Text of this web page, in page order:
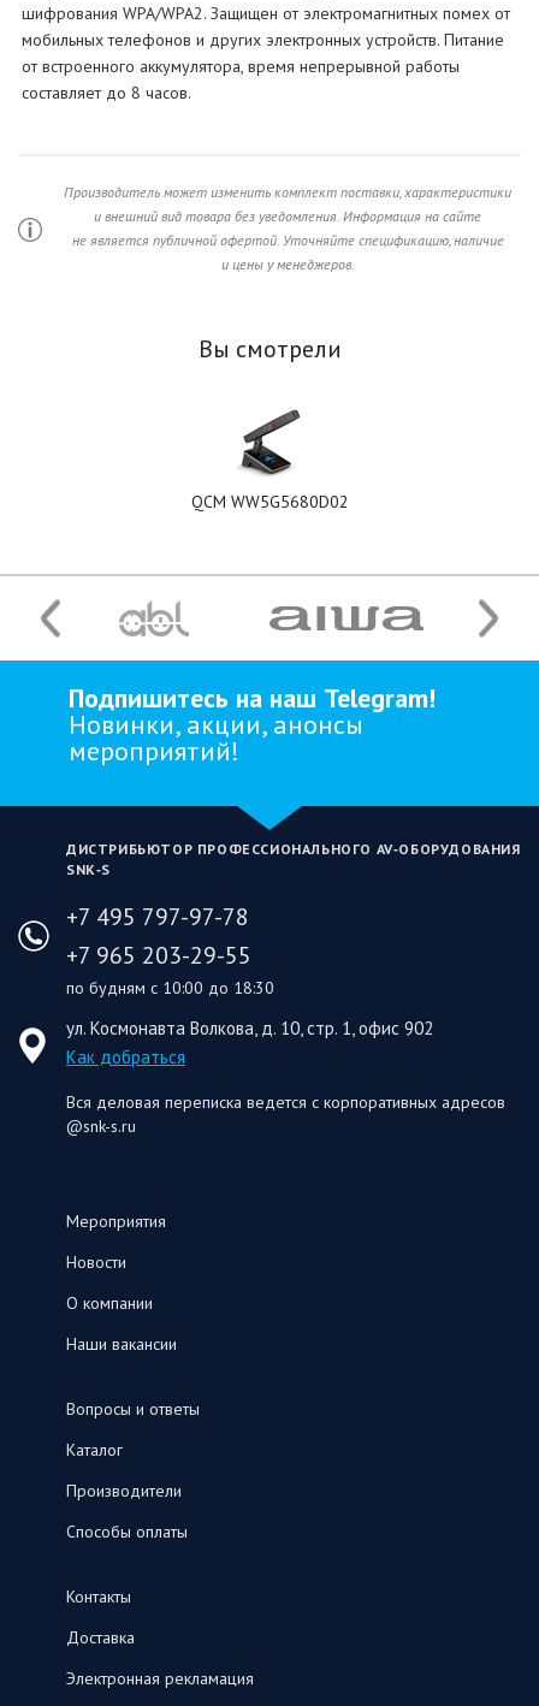
шифрования WPA/WPA2. Защищен от электромагнитных помех от
мобильных телефонов и других электронных устройств. Питание
от встроенного аккумулятора, время непрерывной работы
составляет до 8 часов.
Производитель может изменить комплект поставки, характеристики
и внешний вид товара без уведомления. Информация на сайте
не является публичной офертой. Уточняйте спецификацию, наличие
и цены у менеджеров.
Вы смотрели
QCM WW5G5680D02
Подпишитесь на наш Telegram!
Новинки, акции, анонсы
мероприятий!
ДИСТРИБЬЮТОР ПРОФЕССИОНАЛЬНОГО AV‑ОБОРУДОВАНИЯ
SNK‑S
+7 495 797-97-78
+7 965 203-29-55
по будням с 10:00 до 18:30
ул. Космонавта Волкова, д. 10, стр. 1, офис 902
Как добраться
Вся деловая переписка ведется с корпоративных адресов
@snk-s.ru
Мероприятия
Новости
О компании
Наши вакансии
Вопросы и ответы
Каталог
Производители
Способы оплаты
Контакты
Доставка
Электронная рекламация